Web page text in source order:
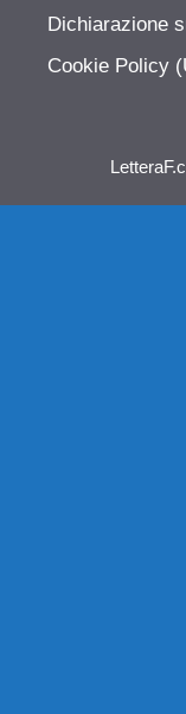
Dichiarazione
Cookie Policy